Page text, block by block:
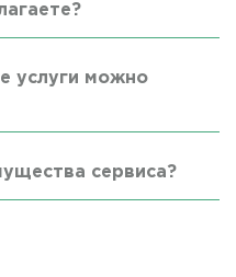
услуги можно
сервиса?